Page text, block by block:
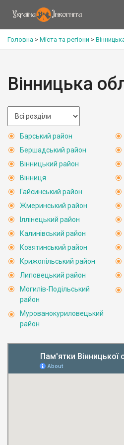
Головна > Міста та регіони >
Вінницька
Барський район
Бершадський район
Вінницький район
Вінниця
Гайсинський район
Жмеринський район
Іллінецький район
Калинівський район
Козятинський район
Крижопільський район
Липовецький район
Могилів-Подільський
район
Мурованокуриловецький
район